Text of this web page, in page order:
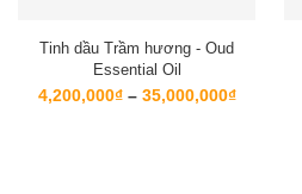
Tinh dầu Trầm hương - Oud
Essential Oil
4,200,000₫ – 35,000,000₫Khoảng